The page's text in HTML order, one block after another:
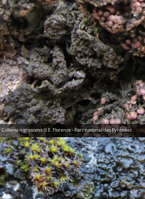
Collema nigrescens © E. Florence - Parc national des Pyrénées